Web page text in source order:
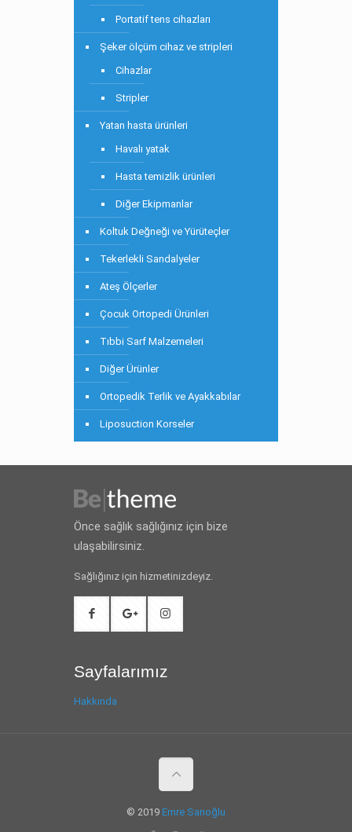
Portatif tens cihazları
Şeker ölçüm cihaz ve stripleri
Cihazlar
Stripler
Yatan hasta ürünleri
Havalı yatak
Hasta temizlik ürünleri
Diğer Ekipmanlar
Koltuk Değneği ve Yürüteçler
Tekerlekli Sandalyeler
Ateş Ölçerler
Çocuk Ortopedi Ürünleri
Tıbbi Sarf Malzemeleri
Diğer Ürünler
Ortopedik Terlik ve Ayakkabılar
Liposuction Korseler
Önce sağlık sağlığınız için bize
ulaşabilirsiniz.
Sağlığınız için hizmetinizdeyiz.
Sayfalarımız
Hakkında
© 2019 Emre Sarıoğlu